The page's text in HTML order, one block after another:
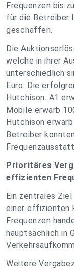
Frequenzen bis
für die Betreiber
geschaffen.
Die
welche in ihrer
unterschiedlich
Euro. Die
Hutchison. A1
Mobile erwarb
Hutchison
Betreiber
Prioritäres
effizienten
Ein zentrales
einer effizienten
Frequenzen
hauptsächlich in
Weitere